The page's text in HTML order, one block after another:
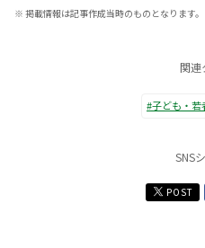
※ 掲載情報は記事作成当時のものとなります。
関連
#子ども・若
SNS
POST